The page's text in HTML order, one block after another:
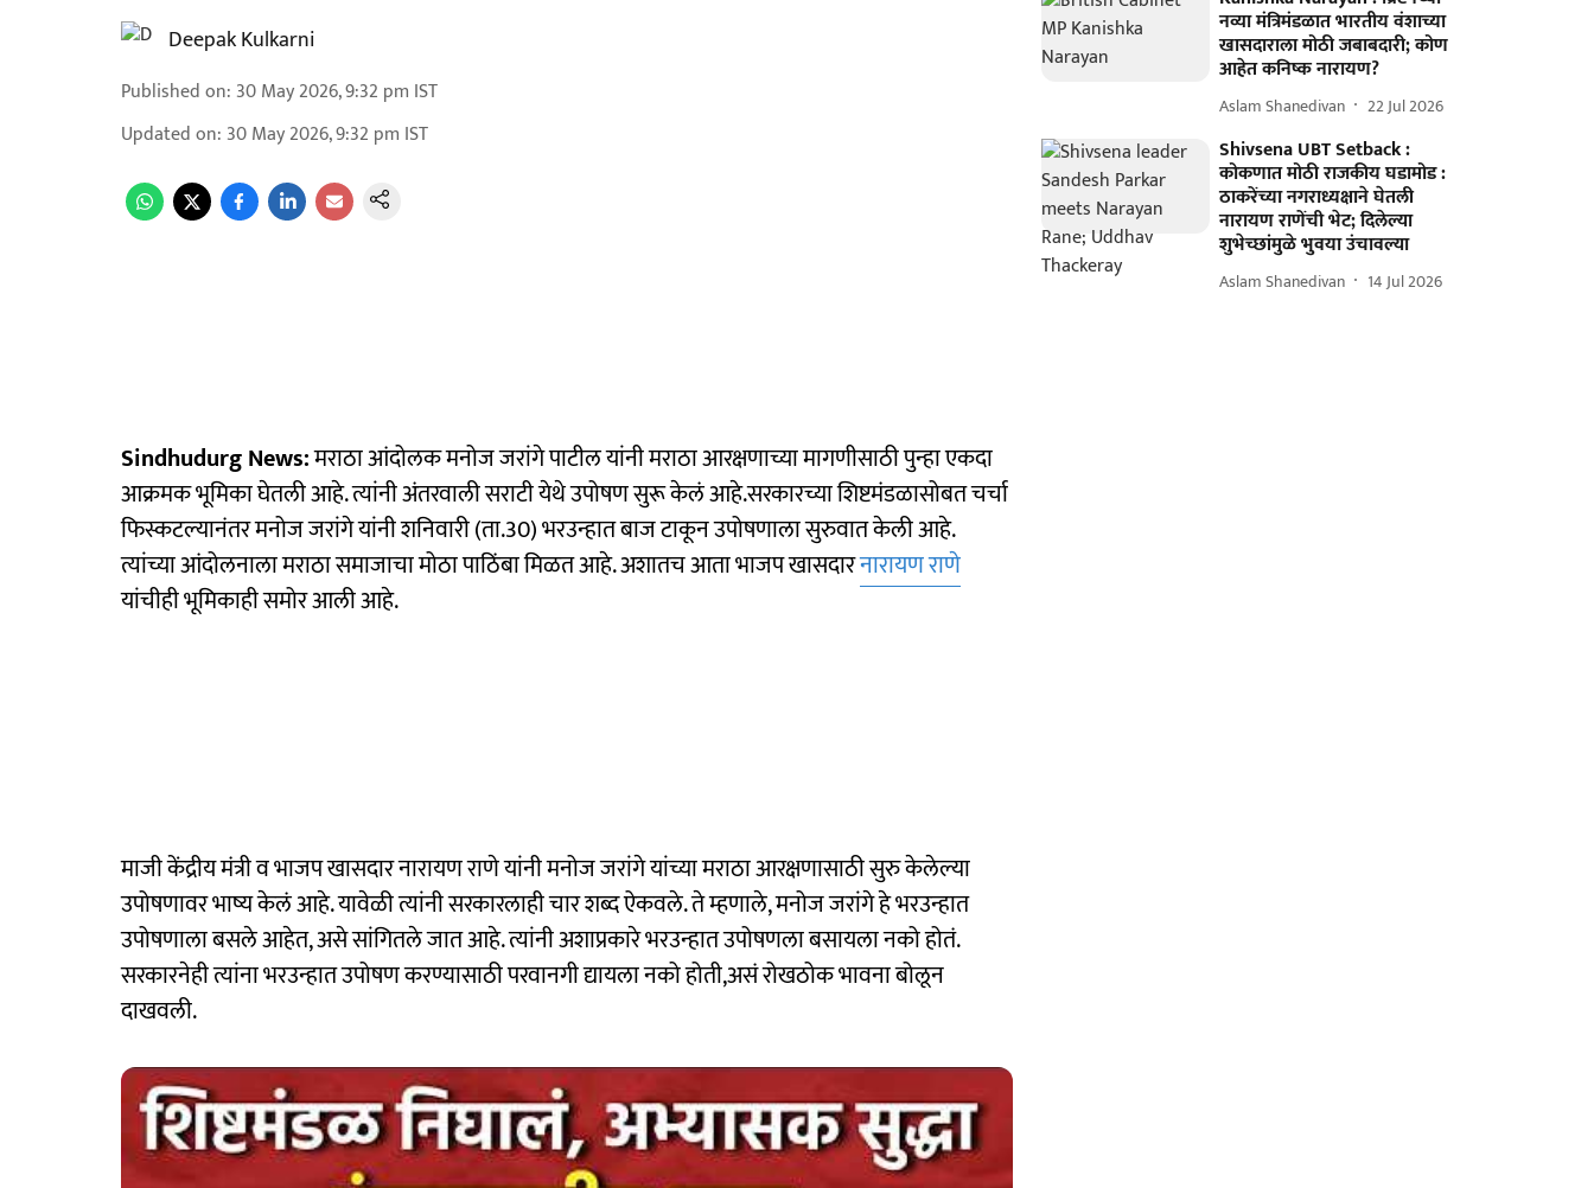
Deepak Kulkarni
Published on: 30 May 2026, 9:32 pm IST
Updated on: 30 May 2026, 9:32 pm IST
Sindhudurg News:मराठा आंदोलक मनोज जरांगे पाटील यांनी मराठा आरक्षणाच्या मागणीसाठी पुन्हा एकदा
आक्रमक भूमिका घेतली आहे. त्यांनी अंतरवाली सराटी येथे उपोषण सुरू केलं आहे.सरकारच्या शिष्टमंडळासोबत चर्चा
फिस्कटल्यानंतर मनोज जरांगे यांनी शनिवारी (ता.30) भरउन्हात बाज टाकून उपोषणाला सुरुवात केली आहे.
त्यांच्या आंदोलनाला मराठा समाजाचा मोठा पाठिंबा मिळत आहे. अशातच आता भाजप खासदारनारायण राणे
यांचीही भूमिकाही समोर आली आहे.
माजी केंद्रीय मंत्री व भाजप खासदार नारायण राणे यांनी मनोज जरांगे यांच्या मराठा आरक्षणासाठी सुरु केलेल्या
उपोषणावर भाष्य केलं आहे. यावेळी त्यांनी सरकारलाही चार शब्द ऐकवले. ते म्हणाले, मनोज जरांगे हे भरउन्हात
उपोषणाला बसले आहेत, असे सांगितले जात आहे. त्यांनी अशाप्रकारे भरउन्हात उपोषणला बसायला नको होतं.
सरकारनेही त्यांना भरउन्हात उपोषण करण्यासाठी परवानगी द्यायला नको होती,असं रोखठोक भावना बोलून
दाखवली.
नव्या मंत्रिमंडळात भारतीय वंशाच्या
खासदाराला मोठी जबाबदारी; कोण
आहेत कनिष्क नारायण?
Aslam Shanedivan 22 Jul 2026
Shivsena UBT Setback :
कोकणात मोठी राजकीय घडामोड :
ठाकरेंच्या नगराध्यक्षाने घेतली
नारायण राणेंची भेट; दिलेल्या
शुभेच्छांमुळे भुवया उंचावल्या
Aslam Shanedivan 14 Jul 2026